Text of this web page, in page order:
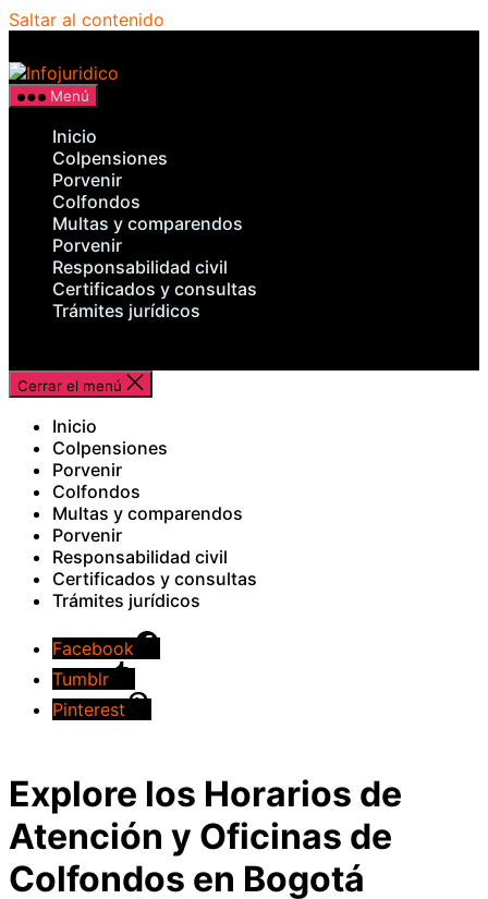
Saltar al contenido
Menú
Inicio
Colpensiones
Porvenir
Colfondos
Multas y comparendos
Porvenir
Responsabilidad civil
Certificados y consultas
Trámites jurídicos
Cerrar el menú
Inicio
Colpensiones
Porvenir
Colfondos
Multas y comparendos
Porvenir
Responsabilidad civil
Certificados y consultas
Trámites jurídicos
Facebook
Tumblr
Pinterest
Explore los Horarios de
Atención y Oficinas de
Colfondos en Bogotá